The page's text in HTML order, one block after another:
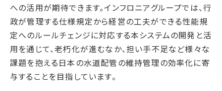
への活用が期待できます。インフロニアグループでは、行
政が管理する仕様規定から経営の工夫ができる性能規
定へのルールチェンジに対応する本システムの開発と活
用を通じて、老朽化が進むなか、担い手不足など様々な
課題を抱える日本の水道配管の維持管理の効率化に寄
与することを目指しています。